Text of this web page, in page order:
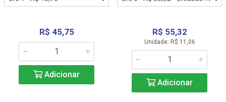
R$ 45,75
Adicionar
R$ 55,32
Unidade: R$ 11,06
Adicionar